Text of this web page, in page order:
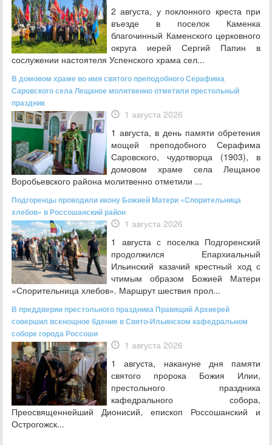
2 августа, у поклонного креста при
въезде в поселок Каменка
благочинный Каменского церковного
округа иерей Сергий Папин в
сослужении настоятеля Успенского храма сел...
В домовом храме во имя святого преподобного Серафима
Саровского села Лещаное молитвенно отметили престольный
праздник
1 августа 2026
1 августа, в день памяти обретения
мощей преподобного Серафима
Саровского, чудотворца (1903), в
домовом храме села Лещаное
Воробьевского района молитвенно отметили ...
Подгоренцы проводили икону Божией Матери «Спорительница
хлебов» в Россошанский район
1 августа 2026
1 августа с поселка Подгоренский
продолжился Епархиальный
Ильинский казачий крестный ход с
чтимым образом Божией Матери
«Спорительница хлебов». Маршрут шествия прол...
В преддверии престольного праздника Правящий Архиерей
совершил всенощное бдение в Свято-Ильинском кафедральном
соборе города Россоши
1 августа 2026
1 августа, накануне дня памяти
святого пророка Божия Илии,
престольного праздника
кафедрального собора,
Преосвященнейший Дионисий, епископ Россошанский и
Острогожск...